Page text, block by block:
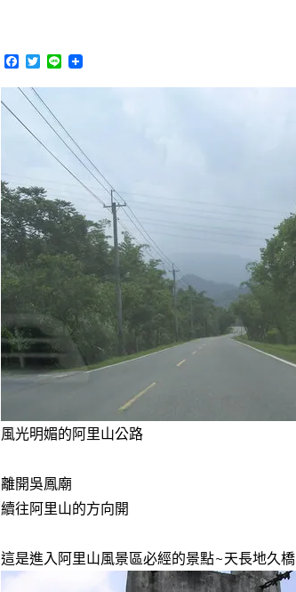
F
c
e
b
o
T
i
t
t
r
L
n
風光明媚的阿里山公路
離開吳鳳廟
續往阿里山的方向開
這是進入阿里山風景區必經的景點~天長地久橋